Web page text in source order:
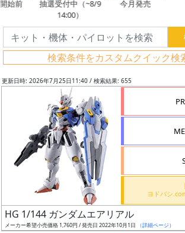
前
抽選受付中（~8/9
14:00）
今月発売
検索条件をカスタムクイック検
フ
リ
更新日時: 2026年7月25日11:40 / 検索結果: 655
HG 1/144 ガンダムエアリアル
メーカー希望小売価格 1,760円 / 発売日 2022年10月1日 （詳細ページ）